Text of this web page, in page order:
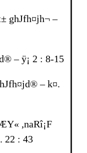
ghJfh¤jh¬ –
– ÿ¡ 2 : 8-15
– k¤.
,naRî¡F
22 : 43